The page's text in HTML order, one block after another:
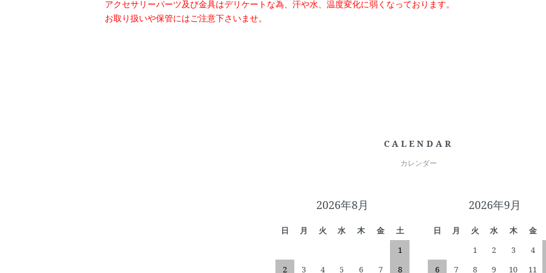
アクセサリーパーツ及び金具はデリケートな為、汗や水、温度変化に弱くなっております。
お取り扱いや保管にはご注意下さいませ。
CALENDAR
カレンダー
2026年8月
日 月 火 水 木 金
土
1
2
3 4 5 6 7
8
2026年9月
日 月 火 水 木 金
1
2 3 4
6
7 8 9 10 11